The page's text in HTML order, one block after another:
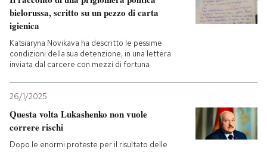
bielorussa, scritto su un pezzo di carta
igienica
Katsiaryna Novikava ha descritto le pessime
condizioni della sua detenzione, in una lettera
inviata dal carcere con mezzi di fortuna
26/1/2025
Questa volta Lukashenko non vuole
correre rischi
Dopo le enormi proteste per il risultato delle